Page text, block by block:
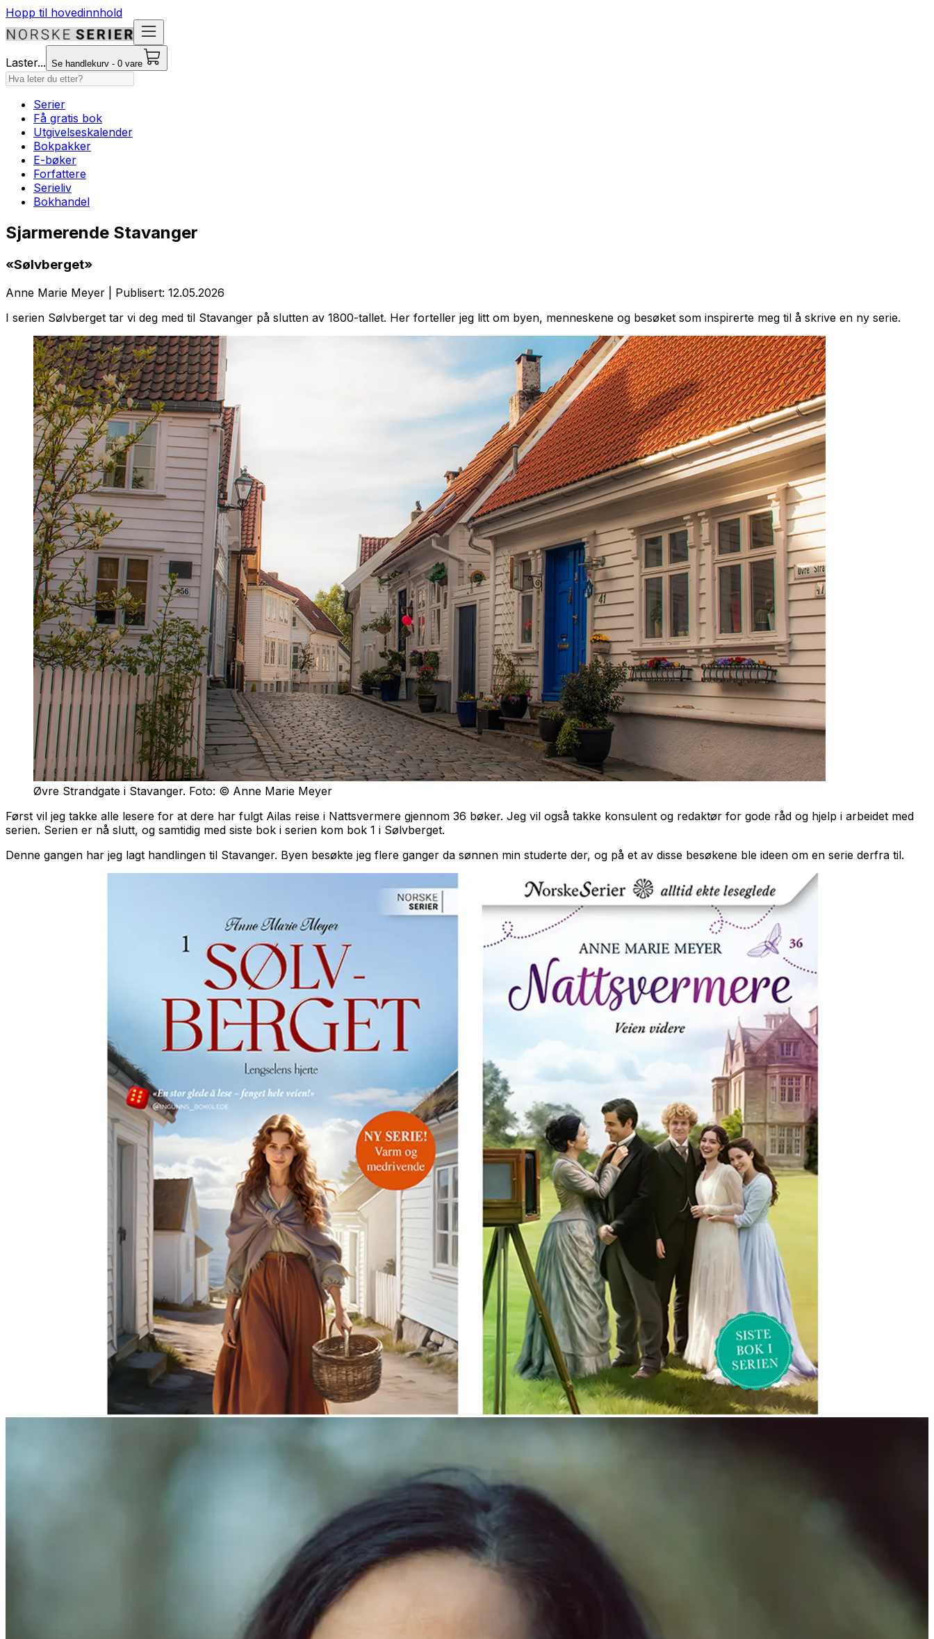
Hopp til hovedinnhold
Laster... Se handlekurv - 0 vare
Serier
Få gratis bok
Utgivelseskalender
Bokpakker
E-bøker
Forfattere
Serieliv
Bokhandel
Sjarmerende Stavanger
«Sølvberget»
Anne Marie Meyer
Publisert: 12.05.2026
I serien Sølvberget tar vi deg med til Stavanger på slutten av 1800-tallet. Her forteller jeg litt om byen, menneskene og besøket som inspirerte meg til å skrive en ny serie.
Øvre Strandgate i Stavanger. Foto: © Anne Marie Meyer
Først vil jeg takke alle lesere for at dere har fulgt Ailas reise i Nattsvermere gjennom 36 bøker. Jeg vil også takke konsulent og redaktør for gode råd og hjelp i arbeidet med
serien. Serien er nå slutt, og samtidig med siste bok i serien kom bok 1 i Sølvberget.
Denne gangen har jeg lagt handlingen til Stavanger. Byen besøkte jeg flere ganger da sønnen min studerte der, og på et av disse besøkene ble ideen om en serie derfra til.